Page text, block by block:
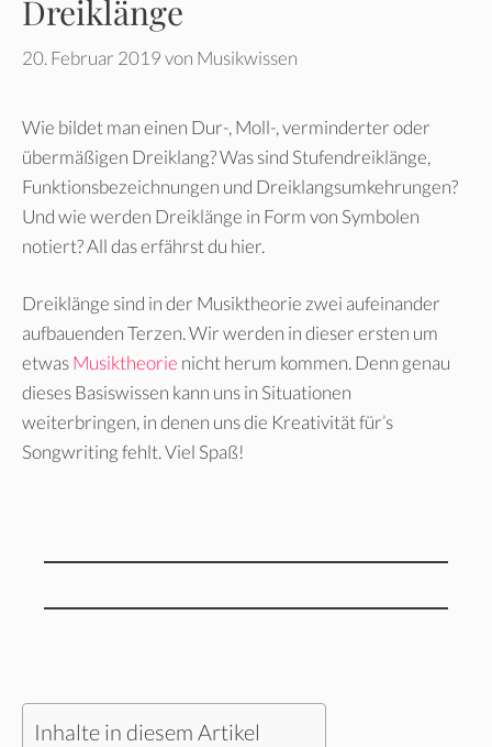
Dreiklänge
20. Februar 2019von Musikwissen
Wie bildet man einen Dur-, Moll-, verminderter oder
übermäßigen Dreiklang? Was sind Stufendreiklänge,
Funktionsbezeichnungen und Dreiklangsumkehrungen?
Und wie werden Dreiklänge in Form von Symbolen
notiert? All das erfährst du hier.
Dreiklänge sind in der Musiktheorie zwei aufeinander
aufbauenden Terzen. Wir werden in dieser ersten um
etwasMusiktheorie nicht herum kommen. Denn genau
dieses Basiswissen kann uns in Situationen
weiterbringen, in denen uns die Kreativität für’s
Songwriting fehlt. Viel Spaß!
Inhalte in diesem Artikel